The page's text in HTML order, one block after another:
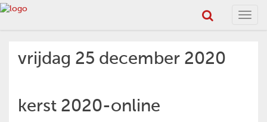
vrijdag 25 december 2020
kerst 2020-online